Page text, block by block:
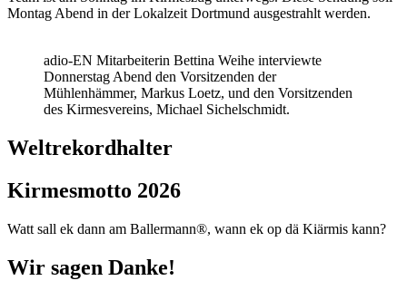
Montag Abend in der Lokalzeit Dortmund ausgestrahlt werden.
adio-EN Mitarbeiterin Bettina Weihe interviewte
Donnerstag Abend den Vorsitzenden der
Mühlenhämmer, Markus Loetz, und den Vorsitzenden
des Kirmesvereins, Michael Sichelschmidt.
Weltrekordhalter
Kirmesmotto 2026
Watt sall ek dann am Ballermann®, wann ek op dä Kiärmis kann?
Wir sagen Danke!